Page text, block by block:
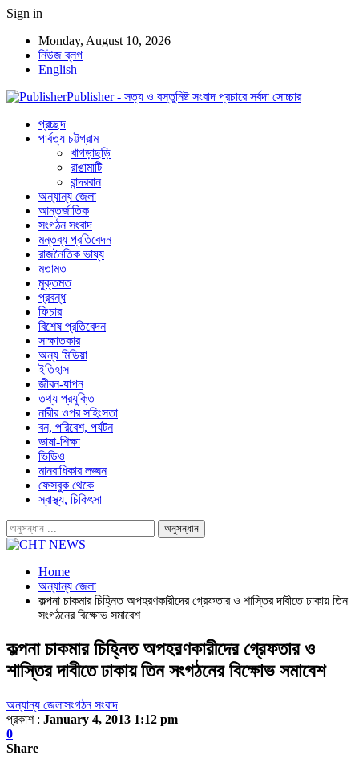
Sign in
Monday, August 10, 2026
নিউজ ব্লগ
English
Publisher - সত্য ও বস্তুনিষ্ট সংবাদ প্রচারে সর্বদা সোচ্চার
প্রচ্ছদ
পার্বত্য চট্টগ্রাম
খাগড়াছড়ি
রাঙামাটি
বান্দরবান
অন্যান্য জেলা
আন্তর্জাতিক
সংগঠন সংবাদ
মন্তব্য প্রতিবেদন
রাজনৈতিক ভাষ্য
মতামত
মুক্তমত
প্রবন্ধ
ফিচার
বিশেষ প্রতিবেদন
সাক্ষাতকার
অন্য মিডিয়া
ইতিহাস
জীবন-যাপন
তথ্য প্রযুক্তি
নারীর ওপর সহিংসতা
বন, পরিবেশ, পর্যটন
ভাষা-শিক্ষা
ভিডিও
মানবাধিকার লঙ্ঘন
ফেসবুক থেকে
স্বাস্থ্য, চিকিৎসা
Home
অন্যান্য জেলা
কল্পনা চাকমার চিহ্নিত অপহরণকারীদের গ্রেফতার ও শাস্তির দাবীতে ঢাকায় তিন
সংগঠনের বিক্ষোভ সমাবেশ
কল্পনা চাকমার চিহ্নিত অপহরণকারীদের গ্রেফতার ও
শাস্তির দাবীতে ঢাকায় তিন সংগঠনের বিক্ষোভ সমাবেশ
অন্যান্য জেলাসংগঠন সংবাদ
প্রকাশ : January 4, 2013 1:12 pm
0
Share